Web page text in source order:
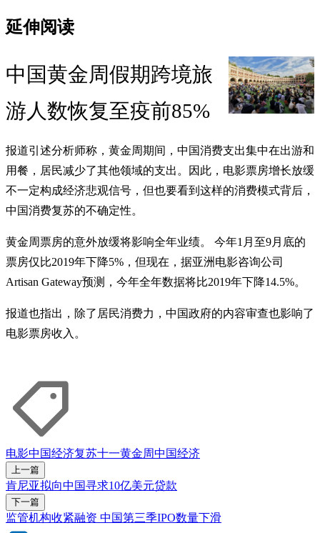
延伸阅读
中国黄金周假期跨境旅
游人数恢复至疫前85%
报道引述分析师称，黄金周期间，中国消费支出集中在出游和
用餐，居民减少了其他领域的支出。因此，电影票房增长放缓
不一定构成经济悲观信号，但也要看到这样的消费模式背后，
中国消费复苏的不确定性。
黄金周票房的意外放缓将影响全年业绩。 今年1月至9月底的
票房仅比2019年下降5%，但现在，据亚洲电影咨询公司
Artisan Gateway预测，今年全年数据将比2019年下降14.5%。
报道也指出，除了居民消费力，中国政府的内容审查也影响了
电影票房收入。
电影中国经济复苏十一黄金周中国经济
上一篇
肯尼亚拟向中国寻求10亿美元贷款
下一篇
监管机构收紧融资 中国第三季IPO数量下滑